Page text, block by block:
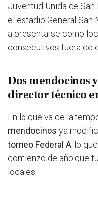
Juventud Unida de San
el estadio General San
a presentarse como
consecutivos fuera de
Dos mendocinos
director técnico
En lo que va de la
mendocinos ya
torneo Federal A, lo
comienzo de año que
locales.